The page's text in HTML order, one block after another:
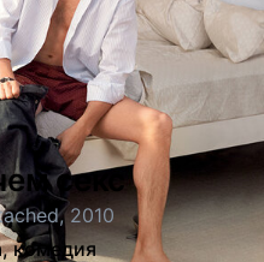
секс
2010
комедия